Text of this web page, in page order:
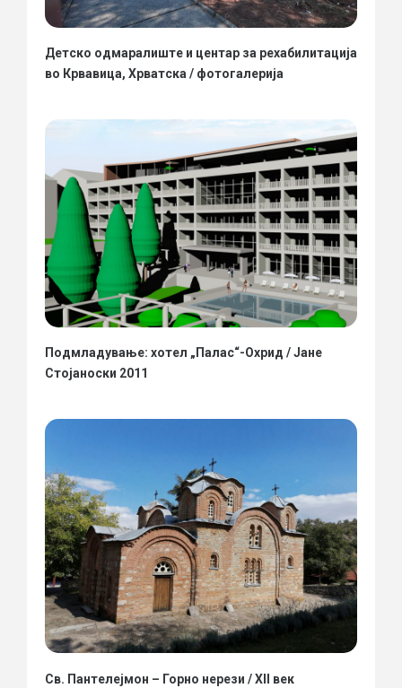
Детско одмаралиште и центар за рехабилитација
во Крвавица, Хрватска / фотогалерија
Подмладување: хотел „Палас“-Охрид / Јане
Стојаноски 2011
Св. Пантелејмон – Горно нерези / XII век